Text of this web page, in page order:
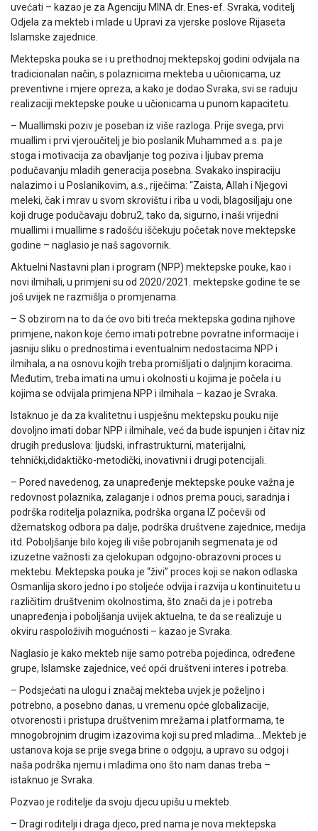
uvećati – kazao je za Agenciju MINA dr. Enes-ef. Svraka, voditelj
Odjela za mekteb i mlade u Upravi za vjerske poslove Rijaseta
Islamske zajednice.
Mektepska pouka se i u prethodnoj mektepskoj godini odvijala na
tradicionalan način, s polaznicima mekteba u učionicama, uz
preventivne i mjere opreza, a kako je dodao Svraka, svi se raduju
realizaciji mektepske pouke u učionicama u punom kapacitetu.
– Muallimski poziv je poseban iz više razloga. Prije svega, prvi
muallim i prvi vjeroučitelj je bio poslanik Muhammed a.s. pa je
stoga i motivacija za obavljanje tog poziva i ljubav prema
podučavanju mladih generacija posebna. Svakako inspiraciju
nalazimo i u Poslanikovim, a.s., riječima: “Zaista, Allah i Njegovi
meleki, čak i mrav u svom skrovištu i riba u vodi, blagosiljaju one
koji druge podučavaju dobru2, tako da, sigurno, i naši vrijedni
muallimi i muallime s radošću iščekuju početak nove mektepske
godine – naglasio je naš sagovornik.
Aktuelni Nastavni plan i program (NPP) mektepske pouke, kao i
novi ilmihali, u primjeni su od 2020/2021. mektepske godine te se
još uvijek ne razmišlja o promjenama.
– S obzirom na to da će ovo biti treća mektepska godina njihove
primjene, nakon koje ćemo imati potrebne povratne informacije i
jasniju sliku o prednostima i eventualnim nedostacima NPP i
ilmihala, a na osnovu kojih treba promišljati o daljnjim koracima.
Međutim, treba imati na umu i okolnosti u kojima je počela i u
kojima se odvijala primjena NPP i ilmihala – kazao je Svraka.
Istaknuo je da za kvalitetnu i uspješnu mektepsku pouku nije
dovoljno imati dobar NPP i ilmihale, već da bude ispunjen i čitav niz
drugih preduslova: ljudski, infrastrukturni, materijalni,
tehnički,didaktičko-metodički, inovativni i drugi potencijali.
– Pored navedenog, za unapređenje mektepske pouke važna je
redovnost polaznika, zalaganje i odnos prema pouci, saradnja i
podrška roditelja polaznika, podrška organa IZ počevši od
džematskog odbora pa dalje, podrška društvene zajednice, medija
itd. Poboljšanje bilo kojeg ili više pobrojanih segmenata je od
izuzetne važnosti za cjelokupan odgojno-obrazovni proces u
mektebu. Mektepska pouka je “živi” proces koji se nakon odlaska
Osmanlija skoro jedno i po stoljeće odvija i razvija u kontinuitetu u
različitim društvenim okolnostima, što znači da je i potreba
unapređenja i poboljšanja uvijek aktuelna, te da se realizuje u
okviru raspoloživih mogućnosti – kazao je Svraka.
Naglasio je kako mekteb nije samo potreba pojedinca, određene
grupe, Islamske zajednice, već opći društveni interes i potreba.
– Podsjećati na ulogu i značaj mekteba uvjek je poželjno i
potrebno, a posebno danas, u vremenu opće globalizacije,
otvorenosti i pristupa društvenim mrežama i platformama, te
mnogobrojnim drugim izazovima koji su pred mladima… Mekteb je
ustanova koja se prije svega brine o odgoju, a upravo su odgoj i
naša podrška njemu i mladima ono što nam danas treba –
istaknuo je Svraka.
Pozvao je roditelje da svoju djecu upišu u mekteb.
– Dragi roditelji i draga djeco, pred nama je nova mektepska